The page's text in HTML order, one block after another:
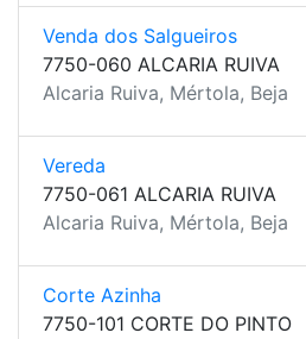
Venda dos Salgueiros
7750-060 ALCARIA RUIVA
Alcaria Ruiva, Mértola, Beja
Vereda
7750-061 ALCARIA RUIVA
Alcaria Ruiva, Mértola, Beja
Corte Azinha
7750-101 CORTE DO PINTO